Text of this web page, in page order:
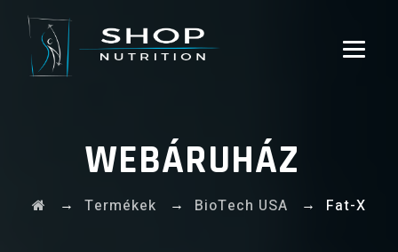
WEBÁRUHÁZ
→ Termékek → BioTech USA → Fat-X